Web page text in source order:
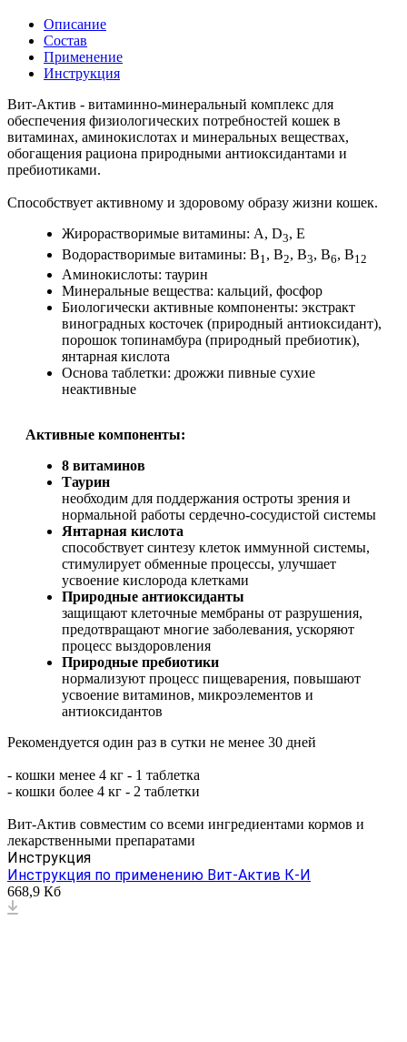
Описание
Состав
Применение
Инструкция
Вит-Актив - витаминно-минеральный комплекс для
обеспечения физиологических потребностей кошек в
витаминах, аминокислотах и минеральных веществах,
обогащения рациона природными антиоксидантами и
пребиотиками.
Способствует активному и здоровому образу жизни кошек.
Жирорастворимые витамины: А, D3, Е
Водорастворимые витамины: В1 , В2, В3, В6, В12
Аминокислоты: таурин
Минеральные вещества: кальций, фосфор
Биологически активные компоненты: экстракт
виноградных косточек (природный антиоксидант),
порошок топинамбура (природный пребиотик),
янтарная кислота
Основа таблетки: дрожжи пивные сухие
неактивные
Активные компоненты:
8 витаминов
Таурин
необходим для поддержания остроты зрения и
нормальной работы сердечно-сосудистой системы
Янтарная кислота
способствует синтезу клеток иммунной системы,
стимулирует обменные процессы, улучшает
усвоение кислорода клетками
Природные антиоксиданты
защищают клеточные мембраны от разрушения,
предотвращают многие заболевания, ускоряют
процесс выздоровления
Природные пребиотики
нормализуют процесс пищеварения, повышают
усвоение витаминов, микроэлементов и
антиоксидантов
Рекомендуется один раз в сутки не менее 30 дней
- кошки менее 4 кг - 1 таблетка
- кошки более 4 кг - 2 таблетки
Вит-Актив совместим со всеми ингредиентами кормов и
лекарственными препаратами
Инструкция
Инструкция по применению Вит-Актив К-И
668,9 Кб